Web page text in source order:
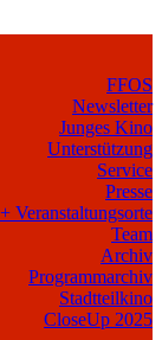
FFOS
Newsletter
Junges Kino
Unterstützung
Service
Presse
Veranstaltungsorte
Team
Archiv
Programmarchiv
Stadtteilkino
CloseUp 2025